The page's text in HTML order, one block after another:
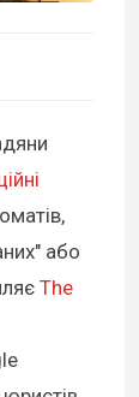
або
The